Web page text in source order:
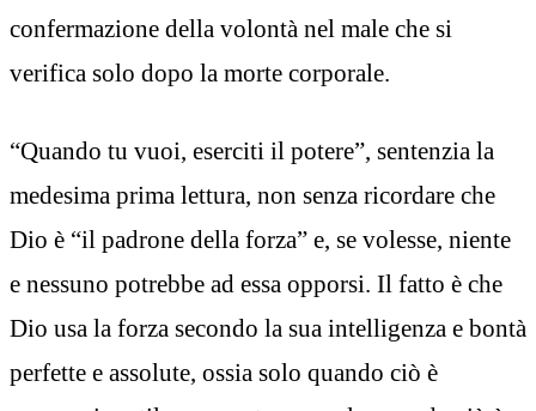
confermazione della volontà nel male che si
verifica solo dopo la morte corporale.
“Quando tu vuoi, eserciti il potere”, sentenzia la
medesima prima lettura, non senza ricordare che
Dio è “il padrone della forza” e, se volesse, niente
e nessuno potrebbe ad essa opporsi. Il fatto è che
Dio usa la forza secondo la sua intelligenza e bontà
perfette e assolute, ossia solo quando ciò è